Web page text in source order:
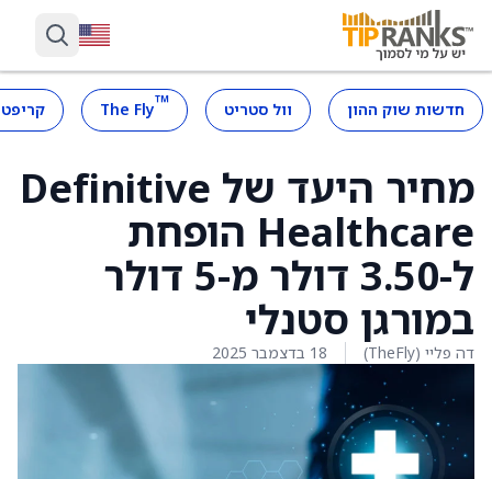
חדשות שוק ההון וול סטריט ™
The Fly
מחיר היעד של Definitive
Healthcare הופחת
ל-3.50 דולר מ-5 דולר
במורגן סטנלי
דה פליי (TheFly) 18 בדצמבר 2025